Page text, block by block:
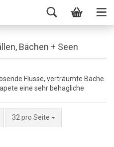
Bächen + Seen
Flüsse, verträumte Bäche
eine sehr behagliche
32 pro Seite